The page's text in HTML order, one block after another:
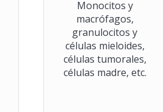
Monocitos y
macrófagos,
granulocitos y
células mieloides,
células tumorales,
células madre, etc.